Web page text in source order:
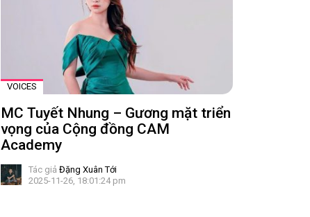
VOICES
MC Tuyết Nhung – Gương mặt triển
vọng của Cộng đồng CAM
Academy
Tác giả Đặng Xuân Tới
2025-11-26, 18:01:24 pm